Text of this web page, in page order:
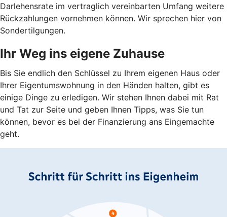
Darlehensrate im vertraglich vereinbarten Umfang weitere
Rückzahlungen vornehmen können. Wir sprechen hier von
Sondertilgungen.
Ihr Weg ins eigene Zuhause
Bis Sie endlich den Schlüssel zu Ihrem eigenen Haus oder
Ihrer Eigentumswohnung in den Händen halten, gibt es
einige Dinge zu erledigen. Wir stehen Ihnen dabei mit Rat
und Tat zur Seite und geben Ihnen Tipps, was Sie tun
können, bevor es bei der Finanzierung ans Eingemachte
geht.